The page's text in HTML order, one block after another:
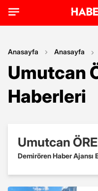
Anasayfa Anasayfa
Umutcan
Haberleri
Umutcan
Demirören Haber Ajansı